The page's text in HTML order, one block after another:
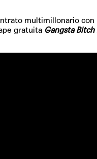
multimillonario con
gratuita Gangsta